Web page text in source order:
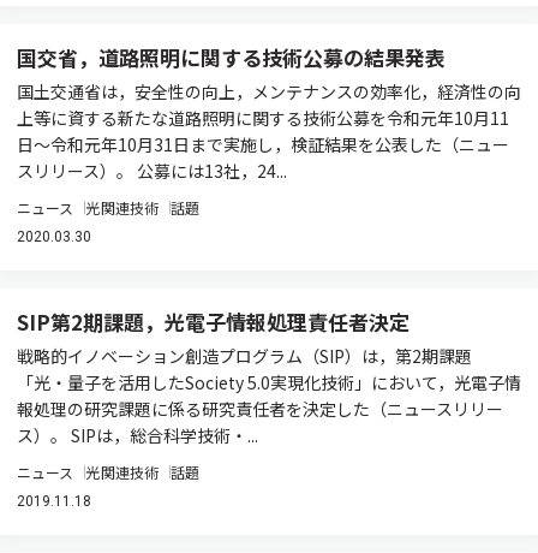
国交省，道路照明に関する技術公募の結果発表
国土交通省は，安全性の向上，メンテナンスの効率化，経済性の向
上等に資する新たな道路照明に関する技術公募を令和元年10月11
日～令和元年10月31日まで実施し，検証結果を公表した（ニュー
スリリース）。 公募には13社，24...
ニュース 光関連技術 話題
2020.03.30
SIP第2期課題，光電子情報処理責任者決定
戦略的イノベーション創造プログラム（SIP）は，第2期課題
「光・量子を活用したSociety 5.0実現化技術」において，光電子情
報処理の研究課題に係る研究責任者を決定した（ニュースリリー
ス）。 SIPは，総合科学技術・...
ニュース 光関連技術 話題
2019.11.18